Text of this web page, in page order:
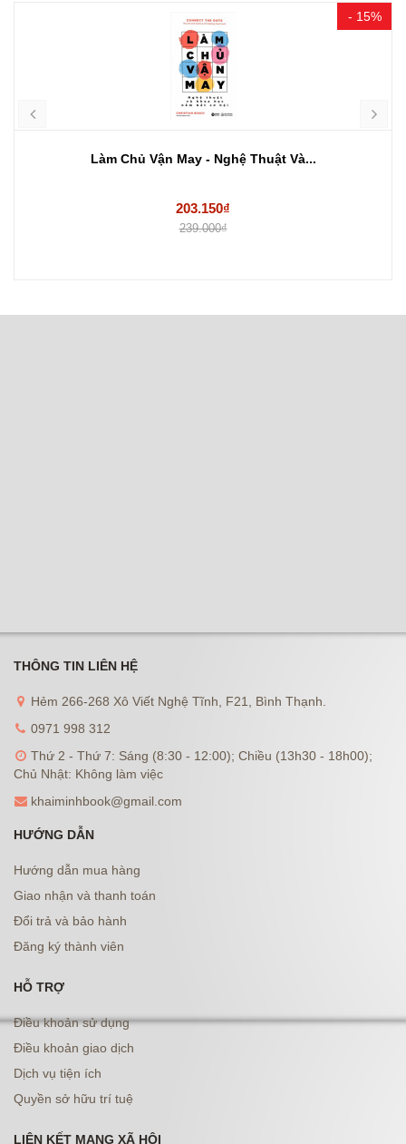
- 15%
Làm Chủ Vận May - Nghệ Thuật Và...
203.150₫
239.000₫
THÔNG TIN LIÊN HỆ
Hẻm 266-268 Xô Viết Nghệ Tĩnh, F21, Bình Thạnh.
0971 998 312
Thứ 2 - Thứ 7: Sáng (8:30 - 12:00); Chiều (13h30 - 18h00);
Chủ Nhật: Không làm việc
khaiminhbook@gmail.com
HƯỚNG DẪN
Hướng dẫn mua hàng
Giao nhận và thanh toán
Đổi trả và bảo hành
Đăng ký thành viên
HỖ TRỢ
Điều khoản sử dụng
Điều khoản giao dịch
Dịch vụ tiện ích
Quyền sở hữu trí tuệ
LIÊN KẾT MẠNG XÃ HỘI